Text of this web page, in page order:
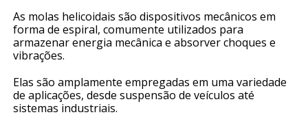
As molas helicoidais são dispositivos mecânicos em
forma de espiral, comumente utilizados para
armazenar energia mecânica e absorver choques e
vibrações.
Elas são amplamente empregadas em uma variedade
de aplicações, desde suspensão de veículos até
sistemas industriais.